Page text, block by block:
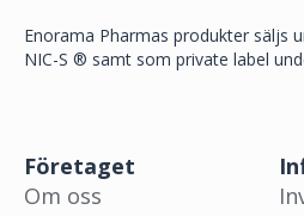
Enorama Pharmas produkter säljs
NIC-S ® samt som private label
Företaget
Om oss